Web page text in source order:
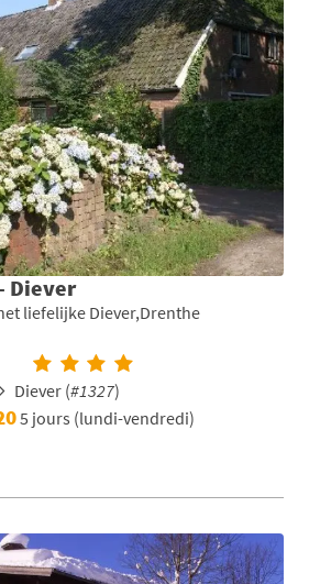
Diever
liefelijke Diever,Drenthe
Diever (#1327)
5 jours (lundi-vendredi)